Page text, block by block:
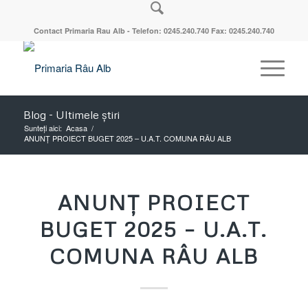
Contact Primaria Rau Alb - Telefon: 0245.240.740 Fax: 0245.240.740
Blog - Ultimele știri
Sunteți aici: Acasa /
ANUNȚ PROIECT BUGET 2025 – U.A.T. COMUNA RÂU ALB
ANUNȚ PROIECT
BUGET 2025 – U.A.T.
COMUNA RÂU ALB